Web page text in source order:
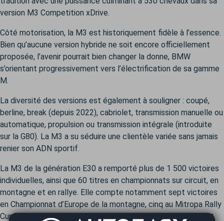
version M3 Competition xDrive.
Côté motorisation, la M3 est historiquement fidèle à l’essence.
Bien qu’aucune version hybride ne soit encore officiellement
proposée, l’avenir pourrait bien changer la donne, BMW
s’orientant progressivement vers l’électrification de sa gamme
M.
La diversité des versions est également à souligner : coupé,
berline, break (depuis 2022), cabriolet, transmission manuelle ou
automatique, propulsion ou transmission intégrale (introduite
sur la G80). La M3 a su séduire une clientèle variée sans jamais
renier son ADN sportif.
La M3 de la génération E30 a remporté plus de 1 500 victoires
individuelles, ainsi que 60 titres en championnats sur circuit, en
montagne et en rallye. Elle compte notamment sept victoires
en Championnat d’Europe de la montagne, cinq au Mitropa Rally
Cup, ainsi que huit triomphes aux 24 Heures du Nürburgring et